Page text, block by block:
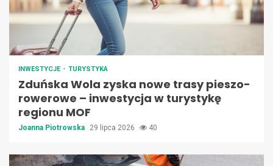
INWESTYCJE TURYSTYKA
Zduńska Wola zyska nowe trasy pieszo-
rowerowe – inwestycja w turystykę
regionu MOF
Joanna Piotrowska 29 lipca 2026 40